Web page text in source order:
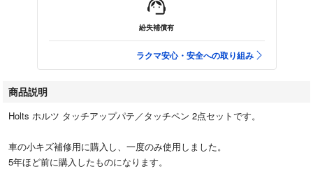
紛失補償有
ラクマ安心・安全への取り組み
商品説明
Holts ホルツ タッチアップパテ／タッチペン 2点セットです。
車の小キズ補修用に購入し、一度のみ使用しました。
5年ほど前に購入したものになります。